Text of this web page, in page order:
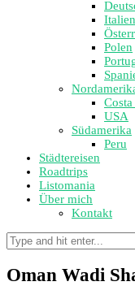
Italien
Polen
USA
Südamerika
Peru
Städtereisen
Roadtrips
Listomania
Über mich
Kontakt
Oman Wadi